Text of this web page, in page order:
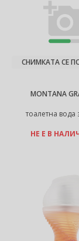
MONTANA
тоалетна вода
СНИМКАТА СЕ
НЕ Е В